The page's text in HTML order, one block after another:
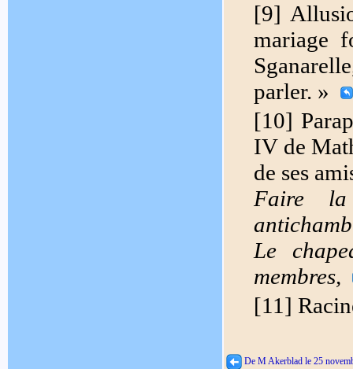
[9]
mariage
parler. »
[10]
IV de
de ses
Faire
Le
membres,
[11]
De M Akerblad le 25